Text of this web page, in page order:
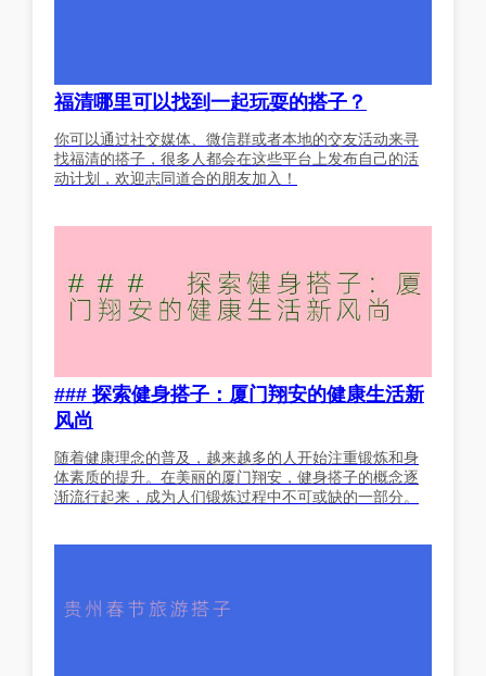
福清哪里可以找到一起玩耍的搭子？
你可以通过社交媒体、微信群或者本地的交友活动来寻
找福清的搭子，很多人都会在这些平台上发布自己的活
动计划，欢迎志同道合的朋友加入！
### 探索健身搭子：厦门翔安的健康生活新
风尚
随着健康理念的普及，越来越多的人开始注重锻炼和身
体素质的提升。在美丽的厦门翔安，健身搭子的概念逐
渐流行起来，成为人们锻炼过程中不可或缺的一部分。